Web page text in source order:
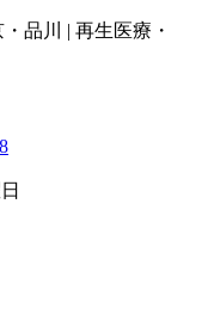
品川 | 再生医療・